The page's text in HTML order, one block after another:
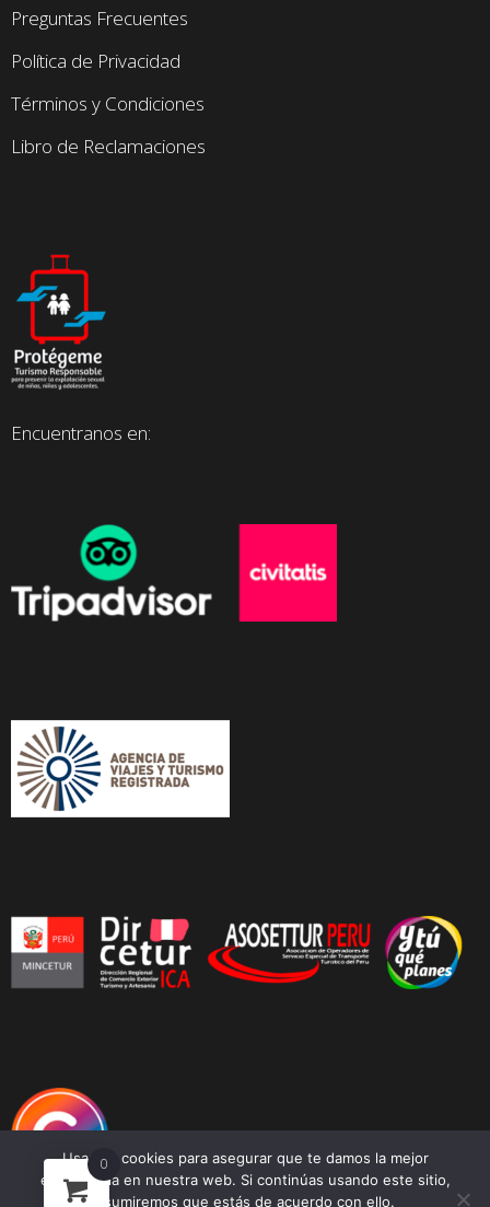
Preguntas Frecuentes
Política de Privacidad
Términos y Condiciones
Libro de Reclamaciones
Encuentranos en:
0
Usamos cookies para asegurar que te damos la mejor
experiencia en nuestra web. Si continúas usando este sitio,
asumiremos que estás de acuerdo con ello.